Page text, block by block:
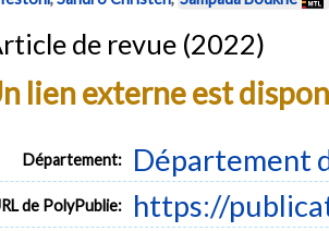
de revue (2022)
lien externe est
Département: Département
de PolyPublie: https://